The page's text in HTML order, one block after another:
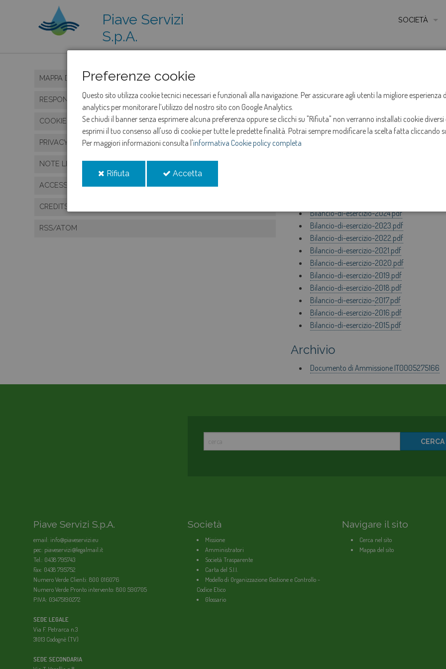
Preferenze cookie
Questo sito utilizza cookie tecnici necessari e funzionali alla navigazione. Per assicurare agli utenti la migliore
analytics per monitorare l’utilizzo del nostro sito con Google Analytics.
Se chiudi il banner senza esprimere alcuna preferenza oppure se clicchi su "Rifiuta" non verranno installati cookie
esprimi il tuo consenso all'uso di cookie per tutte le predette finalità. Potrai sempre modificare la scelta fatta cliccando
Per maggiori informazioni consulta l'informativa Cookie policy completa
Rifiuta Accetta
Piave Servizi
S.p.A.
SOCIETÀ
MISSIONE
MODELLO DI
MAPPA DEL SITO
RESPONSABILE
COOKIE
PRIVACY POLICY
NOTE LEGALI
ACCESSIBILITÀ
CREDITS
RSS/ATOM
Investor
Titoli di debito
Bilancio-di-esercizio-2024.pdf
Bilancio-di-esercizio-2023.pdf
Bilancio-di-esercizio-2022.pdf
Bilancio-di-esercizio-2021.pdf
Bilancio-di-esercizio-2020.pdf
Bilancio-di-esercizio-2019.pdf
Bilancio-di-esercizio-2018.pdf
Bilancio-di-esercizio-2017.pdf
Bilancio-di-esercizio-2016.pdf
Bilancio-di-esercizio-2015.pdf
Archivio
Documento di Ammissione IT0005275166
CERCA
Piave Servizi S.p.A.
email: info@piaveservizi.eu
pec: piaveservizi@legalmail.it
Tel.: 0438 795743
Fax: 0438 795752
Numero Verde Clienti: 800 016076
Numero Verde Pronto intervento: 800 590705
P.IVA: 03475190272
SEDE LEGALE
Via F. Petrarca n.3
31013 Codognè (TV)
SEDE SECONDARIA
Società
Missione
Amministratori
Società Trasparente
Carta del S.I.I.
Modello di Organizzazione Gestione e Controllo -
Codice Etico
Glossario
Navigare il sito
Cerca nel sito
Mappa del sito